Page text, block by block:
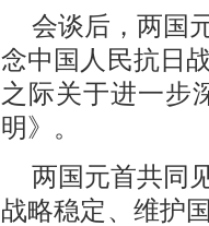
会谈后，两国
念中国人民抗日
之际关于进一步
明》。
两国元首共同
战略稳定、维护